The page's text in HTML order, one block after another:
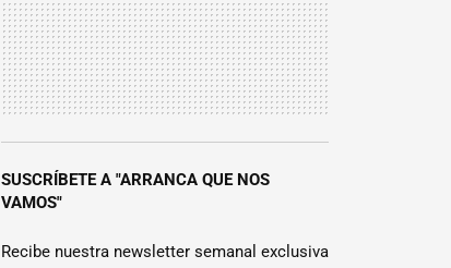
SUSCRÍBETE A "ARRANCA QUE NOS
VAMOS"
Recibe nuestra newsletter semanal exclusiva